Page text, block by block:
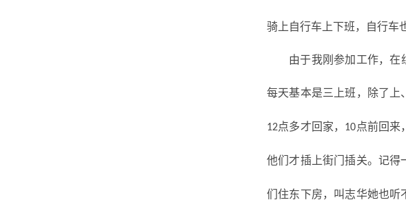
骑上自行车上下班，自行车
由于我刚参加工作，在
每天基本是三上班，除了上
12点多才回家， 10点前回来
他们才插上街门插关。记得
们住东下房，叫志华她也听